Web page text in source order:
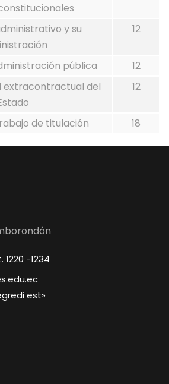
y su
12
pública
12
extracontractual del
12
de titulación 18
-1234
est»